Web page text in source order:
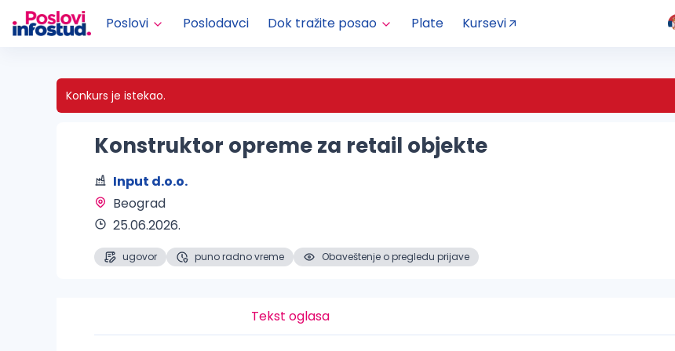
Poslovi Poslodavci Dok tražite posao Plate Kursevi
Konkurs je istekao.
Konstruktor opreme za retail objekte
Input d.o.o.
Beograd
25.06.2026.
ugovor puno radno vreme Obaveštenje o pregledu prijave
Tekst oglasa